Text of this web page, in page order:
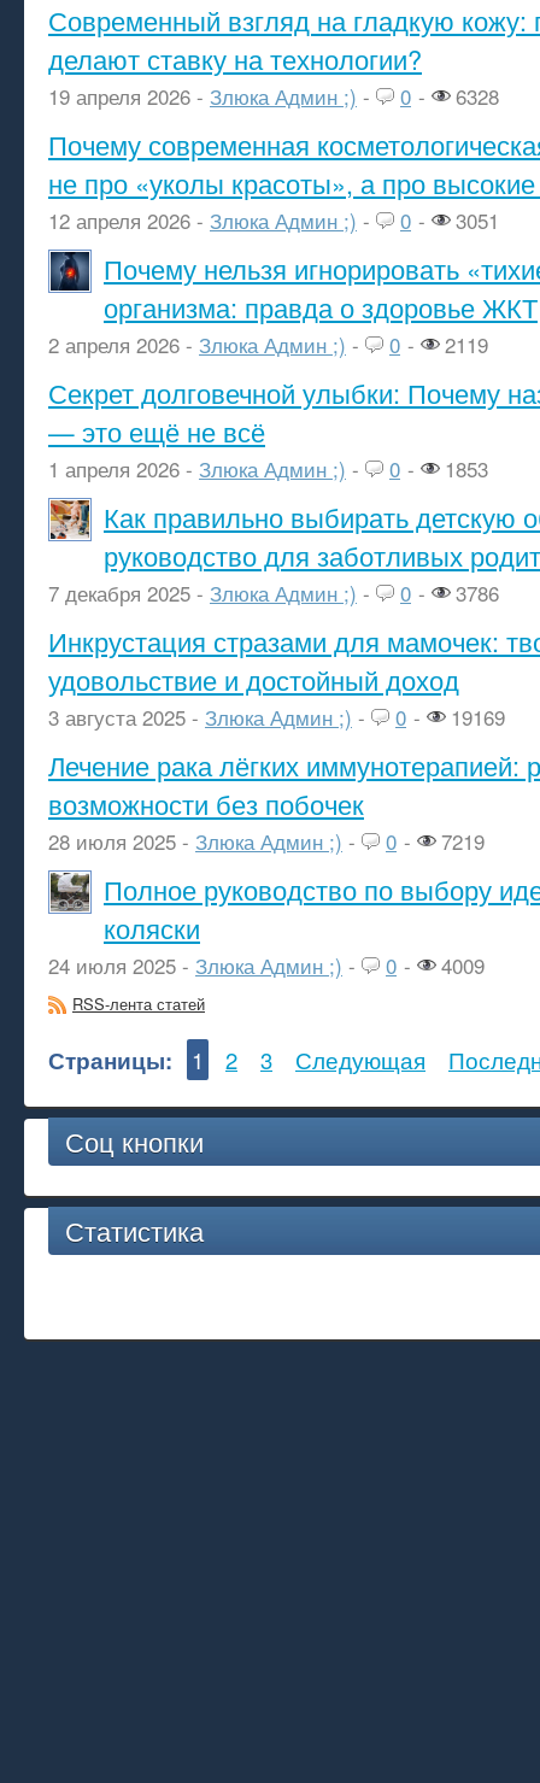
Современный взгляд на гладкую кожу:
делают ставку на технологии?
19 апреля 2026 - Злюка Админ ;) - 0 - 6328
Почему современная
не про «уколы красоты», а про высокие
12 апреля 2026 - Злюка Админ ;) - 0 - 3051
Почему нельзя игнорировать
организма: правда о здоровье ЖКТ
2 апреля 2026 - Злюка Админ ;) - 0 - 2119
Секрет долговечной улыбки: Почему
— это ещё не всё
1 апреля 2026 - Злюка Админ ;) - 0 - 1853
Как правильно выбирать детскую
руководство для заботливых
7 декабря 2025 - Злюка Админ ;) - 0 - 3786
Инкрустация стразами для мамочек:
удовольствие и достойный доход
3 августа 2025 - Злюка Админ ;) - 0 - 19169
Лечение рака лёгких иммунотерапией:
возможности без побочек
28 июля 2025 - Злюка Админ ;) - 0 - 7219
Полное руководство по выбору
коляски
24 июля 2025 - Злюка Админ ;) - 0 - 4009
RSS-лента статей
Страницы: 1 2 3 Следующая
Соц кнопки
Статистика